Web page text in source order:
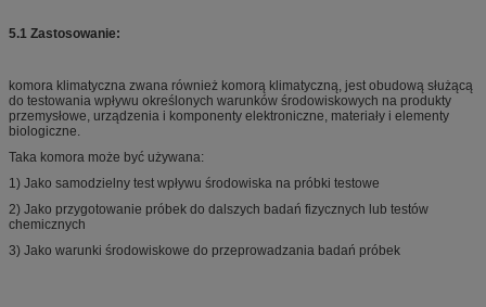
5.1 Zastosowanie:
komora klimatyczna zwana również komorą klimatyczną, jest obudową służącą
do testowania wpływu określonych warunków środowiskowych na produkty
przemysłowe, urządzenia i komponenty elektroniczne, materiały i elementy
biologiczne.
Taka komora może być używana:
1) Jako samodzielny test wpływu środowiska na próbki testowe
2) Jako przygotowanie próbek do dalszych badań fizycznych lub testów
chemicznych
3) Jako warunki środowiskowe do przeprowadzania badań próbek